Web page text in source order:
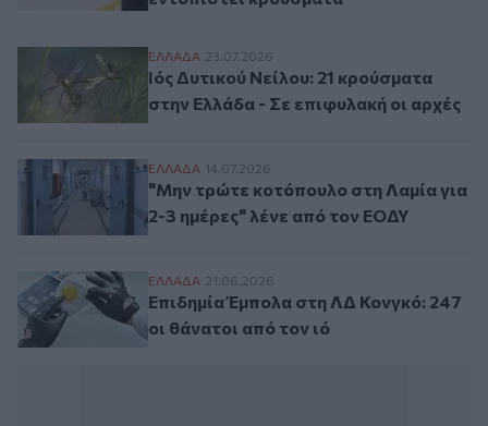
Ιός Δυτικού Νείλου: 21 κρούσματα στην
ΕΛΛAΔΑ 23.07.2026
Ιός Δυτικού Νείλου: 21 κρούσματα
στην Ελλάδα - Σε επιφυλακή οι αρχές
"Μην τρώτε κοτόπουλο στη Λαμία για 2-
ΕΛΛAΔΑ 14.07.2026
"Μην τρώτε κοτόπουλο στη Λαμία για
2-3 ημέρες" λένε από τον ΕΟΔΥ
Επιδημία Έμπολα στη ΛΔ Κονγκό: 247 οι
ΕΛΛAΔΑ 21.06.2026
Επιδημία Έμπολα στη ΛΔ Κονγκό: 247
οι θάνατοι από τον ιό